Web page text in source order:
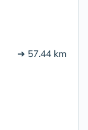
➔ 57.44 km